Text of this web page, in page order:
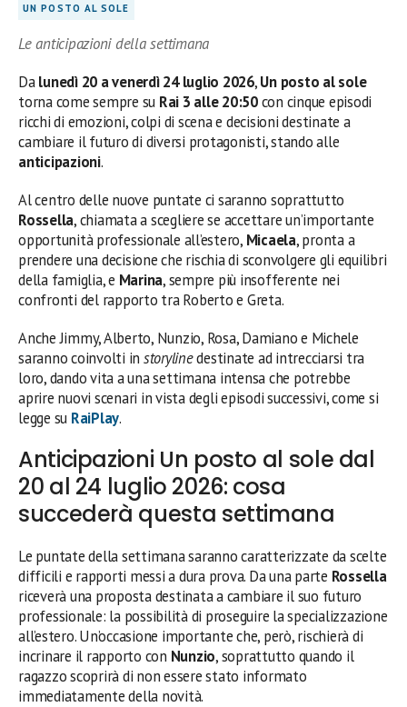
UN POSTO AL SOLE
Le anticipazioni della settimana
Dalunedì 20 a venerdì 24 luglio 2026,Un posto al sole
torna come sempre su Rai 3 alle 20:50con cinque episodi
ricchi di emozioni, colpi di scena e decisioni destinate a
cambiare il futuro di diversi protagonisti, stando alle
anticipazioni.
Al centro delle nuove puntate ci saranno soprattutto
Rossella, chiamata a scegliere se accettare un’importante
opportunità professionale all’estero, Micaela, pronta a
prendere una decisione che rischia di sconvolgere gli equilibri
della famiglia, e Marina, sempre più insofferente nei
confronti del rapporto tra Roberto e Greta.
Anche Jimmy, Alberto, Nunzio, Rosa, Damiano e Michele
saranno coinvolti in storylinedestinate ad intrecciarsi tra
loro, dando vita a una settimana intensa che potrebbe
aprire nuovi scenari in vista degli episodi successivi, come si
legge su RaiPlay.
Anticipazioni Un posto al sole dal
20 al 24 luglio 2026: cosa
succederà questa settimana
Le puntate della settimana saranno caratterizzate da scelte
difficili e rapporti messi a dura prova. Da una parte Rossella
riceverà una proposta destinata a cambiare il suo futuro
professionale: la possibilità di proseguire la specializzazione
all’estero. Un’occasione importante che, però, rischierà di
incrinare il rapporto con Nunzio, soprattutto quando il
ragazzo scoprirà di non essere stato informato
immediatamente della novità.